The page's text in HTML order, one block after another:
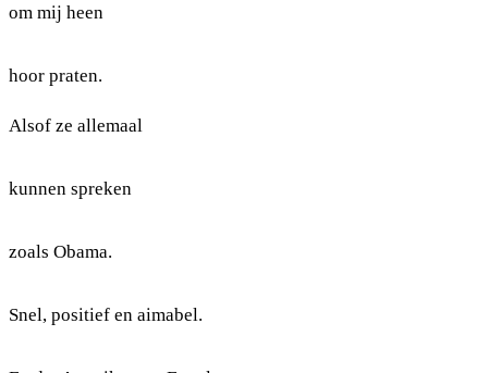
om mij heen
hoor praten.
Alsof ze allemaal
kunnen spreken
zoals Obama.
Snel, positief en aimabel.